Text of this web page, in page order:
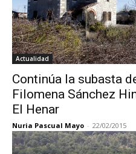
Actualidad
Continúa la subasta
Filomena Sánchez
El Henar
Nuria Pascual Mayo - 22/02/2015